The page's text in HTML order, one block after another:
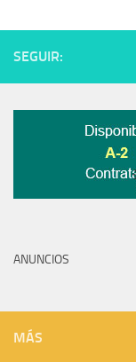
SEGUIR:
ANUNCIOS
MÁS